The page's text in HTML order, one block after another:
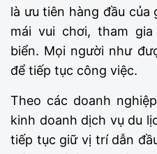
là ưu tiên hàng đầu
mái vui chơi, tham
biển. Mọi người như
để tiếp tục công việc.
Theo các doanh
kinh doanh dịch vụ du
tiếp tục giữ vị trí dẫn